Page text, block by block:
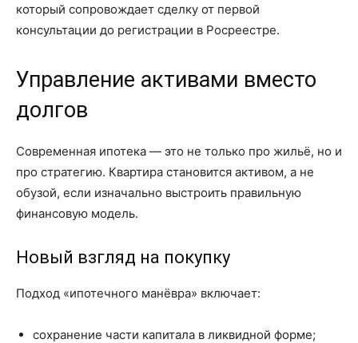
который сопровождает сделку от первой
консультации до регистрации в Росреестре.
Управление активами вместо
долгов
Современная ипотека — это не только про жильё, но и
про стратегию. Квартира становится активом, а не
обузой, если изначально выстроить правильную
финансовую модель.
Новый взгляд на покупку
Подход «ипотечного манёвра» включает:
сохранение части капитала в ликвидной форме;